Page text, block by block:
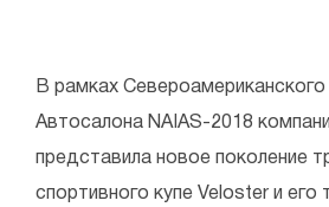
В рамках
Автосалона NAIAS-2018
представила новое поколение
спортивного купе Veloster и его